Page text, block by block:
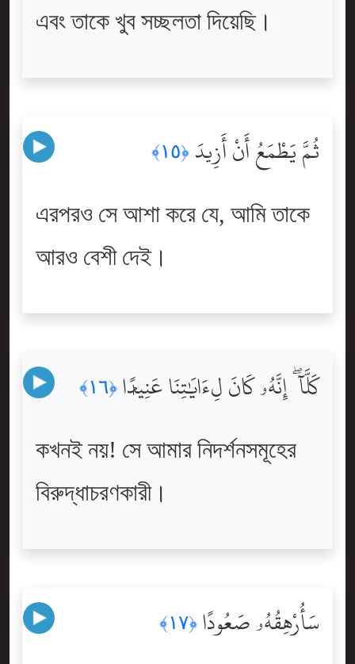
এবং তাকে খুব সচ্ছলতা দিয়েছি।
ثُمَّ يَطْمَعُ أَنْ أَزِيدَ ﴿١٥﴾
এরপরও সে আশা করে যে, আমি তাকে
আরও বেশী দেই।
كَلَّآ ۖ إِنَّهُۥ كَانَ لِءَايَٰتِنَا عَنِيدًۭا ﴿١٦﴾
কখনই নয়! সে আমার নিদর্শনসমূহের
বিরুদ্ধাচরণকারী।
سَأُرْهِقُهُۥ صَعُودًا ﴿١٧﴾